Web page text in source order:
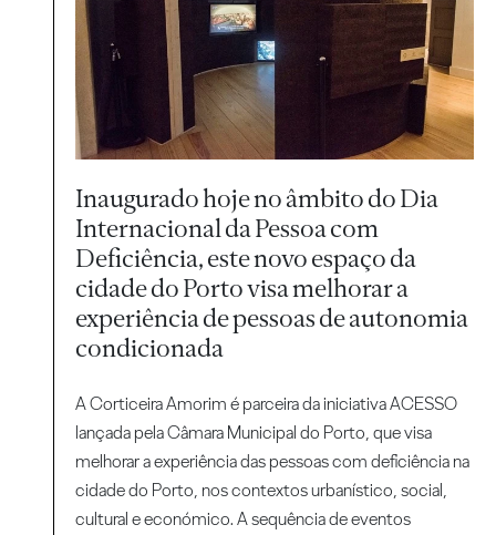
Inaugurado hoje no âmbito do Dia
Internacional da Pessoa com
Deficiência, este novo espaço da
cidade do Porto visa melhorar a
experiência de pessoas de autonomia
condicionada
A Corticeira Amorim é parceira da iniciativa ACESSO
lançada pela Câmara Municipal do Porto, que visa
melhorar a experiência das pessoas com deficiência na
cidade do Porto, nos contextos urbanístico, social,
cultural e económico. A sequência de eventos